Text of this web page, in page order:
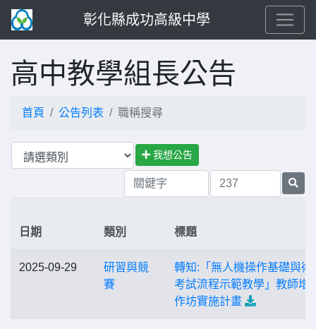
彰化縣成功高級中學
高中教學組長公告
首頁 公告列表 職稱搜尋
我想公告
日期 類別 標題
2025-09-29
研習與競
賽
轉知:「無人機操作基礎與術
考試流程示範教學」教師增
作坊實施計畫